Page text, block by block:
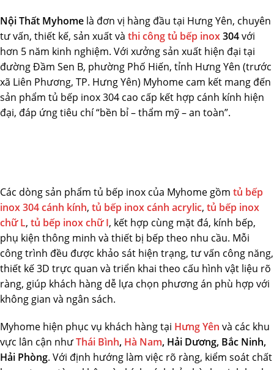
Nội Thất Myhome là đơn vị hàng đầu tại Hưng Yên, chuyên
tư vấn, thiết kế, sản xuất và thi công tủ bếp inox304với
hơn 5 năm kinh nghiệm. Với xưởng sản xuất hiện đại tại
đường Đầm Sen B, phường Phố Hiến, tỉnh Hưng Yên (trước
xã Liên Phương, TP. Hưng Yên) Myhome cam kết mang đến
sản phẩm tủ bếp inox 304 cao cấp kết hợp cánh kính hiện
đại, đáp ứng tiêu chí “bền bỉ – thẩm mỹ – an toàn”.
Các dòng sản phẩm tủ bếp inox của Myhome gồm tủ bếp
inox 304 cánh kính, tủ bếp inox cánh acrylic, tủ bếp inox
chữ L, tủ bếp inox chữ I, kết hợp cùng mặt đá, kính bếp,
phụ kiện thông minh và thiết bị bếp theo nhu cầu. Mỗi
công trình đều được khảo sát hiện trạng, tư vấn công năng,
thiết kế 3D trực quan và triển khai theo cấu hình vật liệu rõ
ràng, giúp khách hàng dễ lựa chọn phương án phù hợp với
không gian và ngân sách.
Myhome hiện phục vụ khách hàng tại Hưng Yên và các khu
vực lân cận nhưThái Bình, Hà Nam, Hải Dương, Bắc Ninh,
Hải Phòng. Với định hướng làm việc rõ ràng, kiểm soát chất